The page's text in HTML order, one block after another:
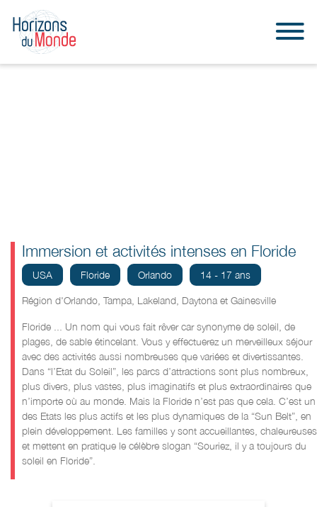
Immersion et activités intenses en Floride
USA Floride Orlando 14 - 17 ans
Région d'Orlando, Tampa, Lakeland, Daytona et Gainesville
Floride ... Un nom qui vous fait rêver car synonyme de soleil, de
plages, de sable étincelant. Vous y effectuerez un merveilleux séjour
avec des activités aussi nombreuses que variées et divertissantes.
Dans “l’Etat du Soleil”, les parcs d’attractions sont plus nombreux,
plus divers, plus vastes, plus imaginatifs et plus extraordinaires que
n’importe où au monde. Mais la Floride n’est pas que cela. C’est un
des Etats les plus actifs et les plus dynamiques de la “Sun Belt”, en
plein développement. Les familles y sont accueillantes, chaleureuses
et mettent en pratique le célèbre slogan “Souriez, il y a toujours du
soleil en Floride”.